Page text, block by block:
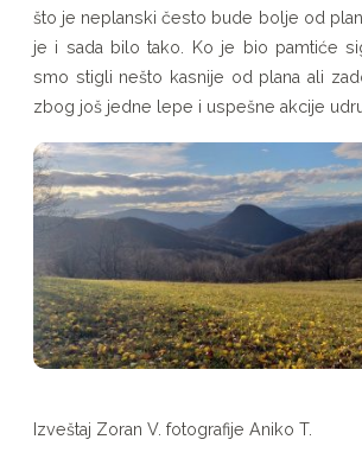
što je neplanski često bude bolje od
je i sada bilo tako. Ko je bio pamtiće
smo stigli nešto kasnije od plana ali
zbog još jedne lepe i uspešne akcije
Izveštaj Zoran V. fotografije Aniko T.